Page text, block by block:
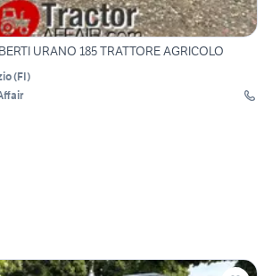
URANO 185 TRATTORE AGRICOLO
(FI)